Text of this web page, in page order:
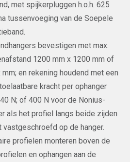
met spijkerpluggen h.o.h. 625
tussenvoeging van de Soepele
bevestigen met max.
1200 mm x 1200 mm of
mm; en rekening houdend met een
kracht per ophanger
N; of 400 N voor de Nonius-
als het profiel langs beide zijden
vastgeschroefd op de hanger.
profielen monteren boven de
en ophangen aan de